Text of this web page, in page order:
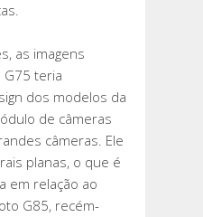
as imagens
teria
dos modelos da
de câmeras
câmeras. Ele
planas, o que é
em relação ao
G85, recém-